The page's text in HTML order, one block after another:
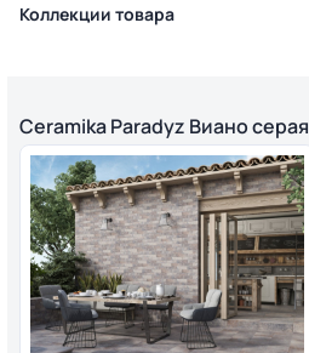
Коллекции товара
Ceramika Paradyz Виано серая